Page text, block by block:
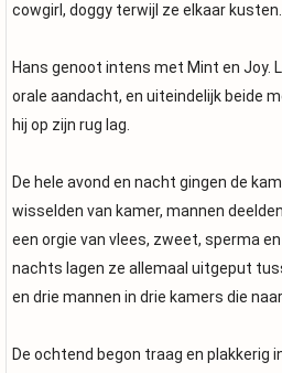
cowgirl, doggy terwijl ze elkaar
Hans genoot intens met Mint en Joy.
orale aandacht, en uiteindelijk beide
hij op zijn rug lag.
De hele avond en nacht gingen de
wisselden van kamer, mannen
een orgie van vlees, zweet, sperma en
nachts lagen ze allemaal uitgeput
en drie mannen in drie kamers die
De ochtend begon traag en plakkerig